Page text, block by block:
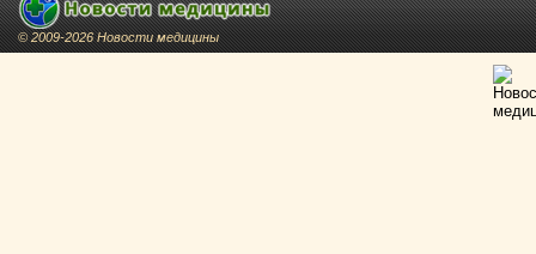
© 2009-2026 Новости медицины